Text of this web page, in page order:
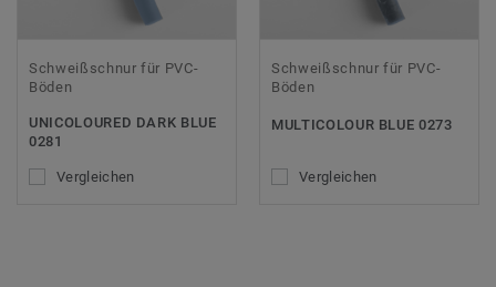
Schweißschnur für PVC-
Böden
UNICOLOURED DARK BLUE
0281
Vergleichen
Schweißschnur für PVC-
Böden
MULTICOLOUR BLUE 0273
Vergleichen